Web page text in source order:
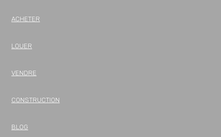
ACHETER
LOUER
VENDRE
CONSTRUCTION
BLOG